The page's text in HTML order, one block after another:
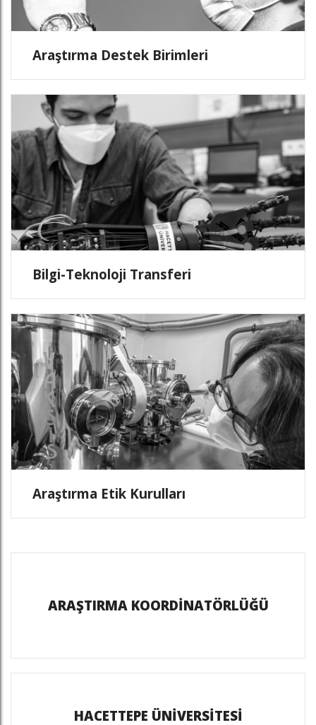
Araştırma Destek Birimleri
Bilgi-Teknoloji Transferi
Araştırma Etik Kurulları
ARAŞTIRMA KOORDİNATÖRLÜĞÜ
HACETTEPE ÜNİVERSİTESİ